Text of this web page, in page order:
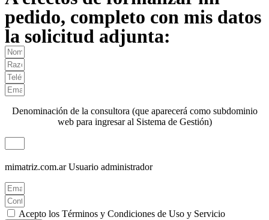
pedido, completo con mis datos
la solicitud adjunta:
Denominación de la consultora (que aparecerá como subdominio
web para ingresar al Sistema de Gestión)
mimatriz.com.ar Usuario administrador
Acepto los Términos y Condiciones de Uso y Servicio